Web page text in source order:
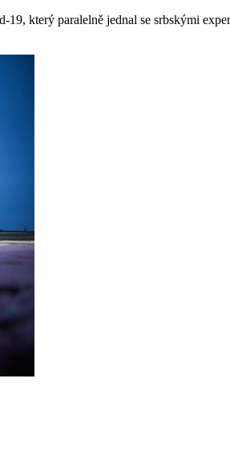
který paralelně jednal se srbskými